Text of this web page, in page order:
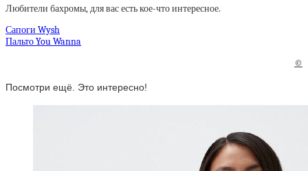
Любители бахромы, для вас есть кое-что интересное.
Сапоги Wysh
Пальто You Wanna
©
Посмотри ещё. Это интересно!